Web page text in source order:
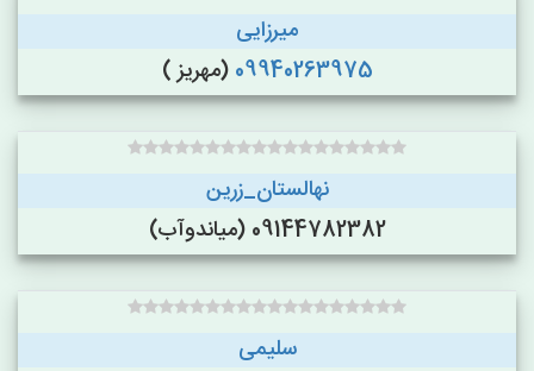
میرزایی
09940263975 (مهریز )
نهالستان_زرین
09144782382 (میاندوآب)
سلیمی